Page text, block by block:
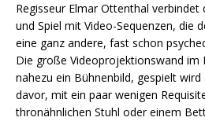
Regisseur Elmar Ottenthal
und Spiel mit Video-Sequenzen, die
eine ganz andere, fast schon
Die große Videoprojektionswand im
nahezu ein Bühnenbild, gespielt
davor, mit ein paar wenigen
thronähnlichen Stuhl oder einem